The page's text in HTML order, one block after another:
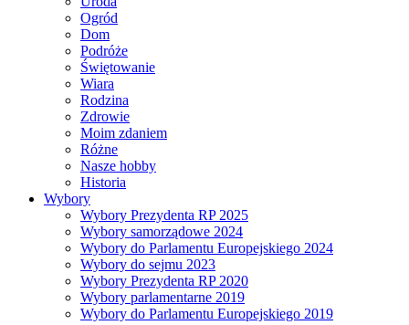
Ogród
Dom
Podróże
Świętowanie
Wiara
Rodzina
Zdrowie
Moim zdaniem
Różne
Nasze hobby
Historia
Wybory
Wybory Prezydenta RP 2025
Wybory samorządowe 2024
Wybory do Parlamentu Europejskiego 2024
Wybory do sejmu 2023
Wybory Prezydenta RP 2020
Wybory parlamentarne 2019
Wybory do Parlamentu Europejskiego 2019